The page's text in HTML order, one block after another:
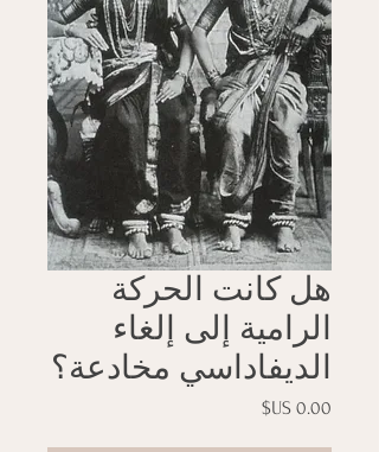
هل كانت الحركة
الرامية إلى إلغاء
الديفاداسي مخادعة؟
السعر